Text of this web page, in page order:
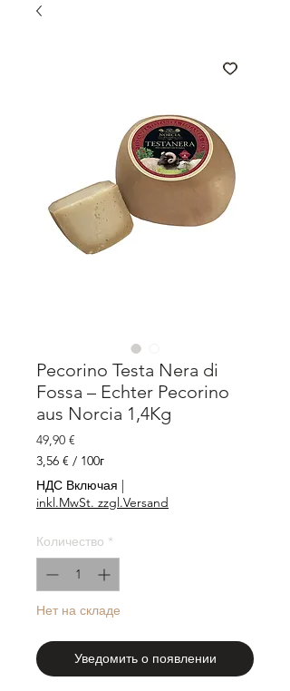
Pecorino Testa Nera di
Fossa – Echter Pecorino
aus Norcia 1,4Kg
49,90 €
3,56 € / 100г
3,56 €
за
100
НДС Включая |
inkl.MwSt. zzgl.Versand
Количество *
Нет на складе
Уведомить о появлении